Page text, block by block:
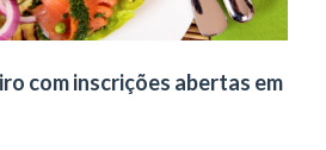
com inscrições abertas em